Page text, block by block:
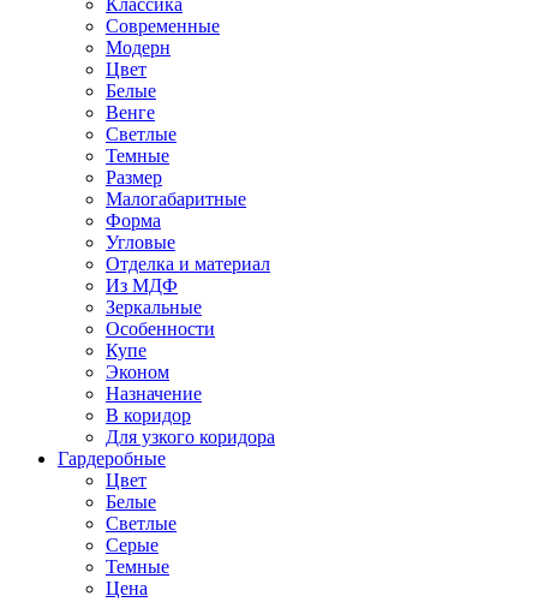
Классика
Современные
Модерн
Цвет
Белые
Венге
Светлые
Темные
Размер
Малогабаритные
Форма
Угловые
Отделка и материал
Из МДФ
Зеркальные
Особенности
Купе
Эконом
Назначение
В коридор
Для узкого коридора
Гардеробные
Цвет
Белые
Светлые
Серые
Темные
Цена